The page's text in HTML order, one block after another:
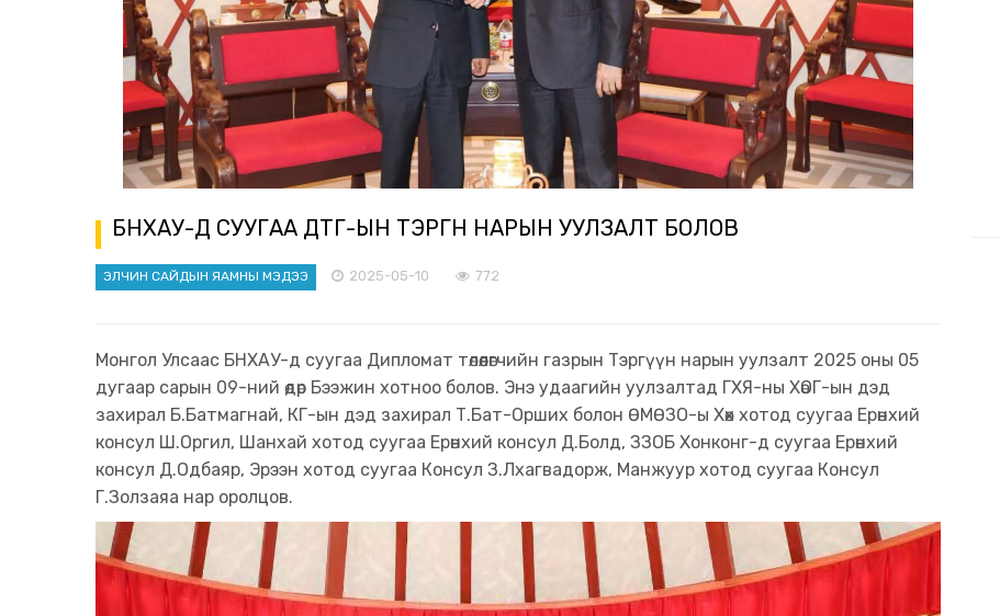
БНХАУ-Д СУУГАА ДТГ-ЫН ТЭРГҮҮН НАРЫН УУЛЗАЛТ БОЛОВ
ЭЛЧИН САЙДЫН ЯАМНЫ МЭДЭЭ 2025-05-10 772
Монгол Улсаас БНХАУ-д суугаа Дипломат төлөөлөгчийн газрын Тэргүүн нарын уулзалт 2025 оны 05
дугаар сарын 09-ний өдөр Бээжин хотноо болов. Энэ удаагийн уулзалтад ГХЯ-ны ХөОГ-ын дэд
захирал Б.Батмагнай, КГ-ын дэд захирал Т.Бат-Орших болон ӨМӨЗО-ы Хөх хотод суугаа Ерөнхий
консул Ш.Оргил, Шанхай хотод суугаа Ерөнхий консул Д.Болд, ЗЗОБ Хонконг-д суугаа Ерөнхий
консул Д.Одбаяр, Эрээн хотод суугаа Консул З.Лхагвадорж, Манжуур хотод суугаа Консул
Г.Золзаяа нар оролцов.